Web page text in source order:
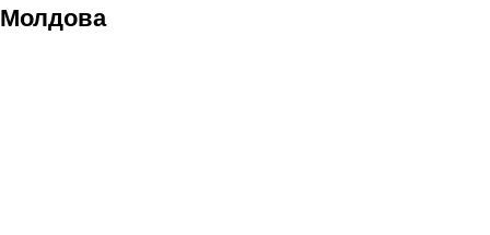
Молдова